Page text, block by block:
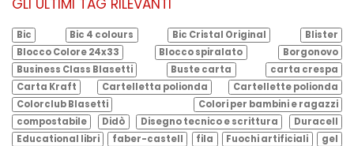
GLI ULTIMI TAG RILEVANTI
Bic Bic 4 colours Bic Cristal Original
Blister
Blocco Colore 24x33
Blocco spiralato
Borgonovo
Business Class Blasetti
Buste carta
carta crespa
Carta Kraft
Cartelletta polionda
Cartellette polionda
Colorclub Blasetti
Colori per bambini e ragazzi
compostabile
Didò Disegno tecnico e scrittura
Duracell
Educational libri
faber-castell fila Fuochi artificiali
gel